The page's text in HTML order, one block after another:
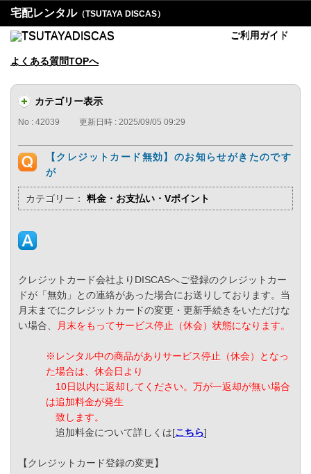
宅配レンタル（TSUTAYA DISCAS）
ご利用ガイド
よくある質問TOPへ
カテゴリー表示
No : 42039 更新日時 : 2025/09/05 09:29
【クレジットカード無効】のお知らせがきたのです
が
カテゴリー： 料金・お支払い・Vポイント
クレジットカード会社よりDISCASへご登録のクレジットカー
ドが「無効」との連絡があった場合にお送りしております。当
月末までにクレジットカードの変更・更新手続きをいただけな
い場合、
月末をもってサービス停止（休会）状態になります。
※レンタル中の商品がありサービス停止（休会）となっ
た場合は、休会日より
10日以内に返却してください。万が一返却が無い場合
は追加料金が発生
致します。
追加料金について詳しくは[こちら]
【クレジットカード登録の変更】